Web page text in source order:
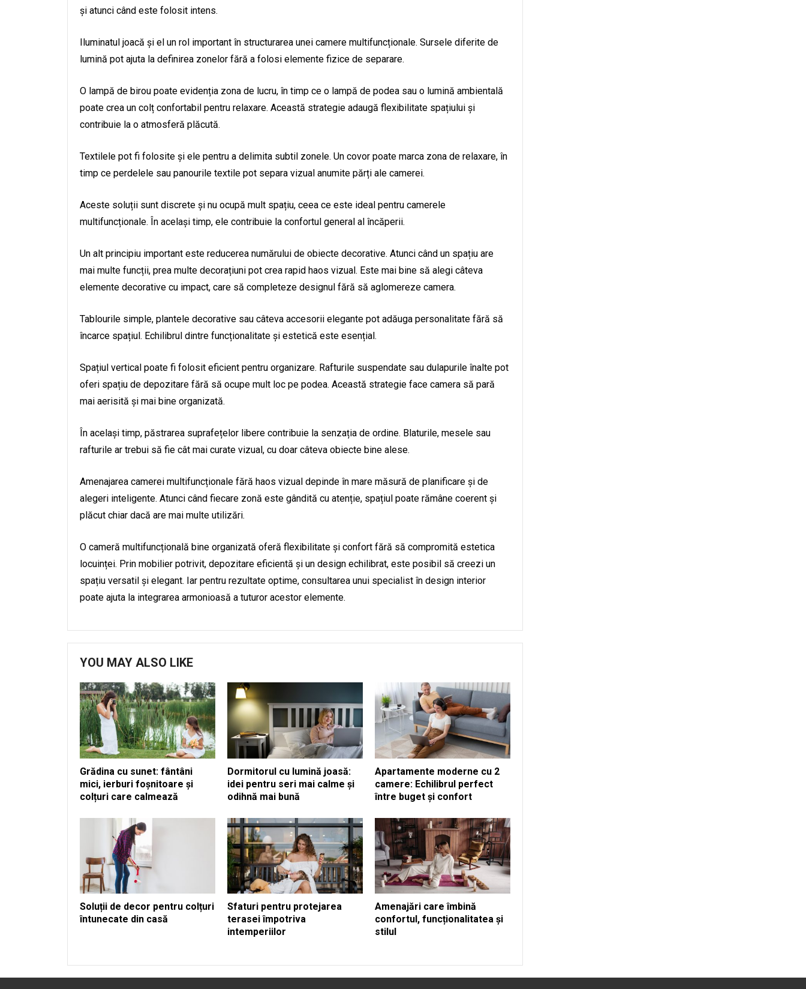
și atunci când este folosit intens.
Iluminatul joacă și el un rol important în structurarea unei camere multifuncționale. Sursele diferite de
lumină pot ajuta la definirea zonelor fără a folosi elemente fizice de separare.
O lampă de birou poate evidenția zona de lucru, în timp ce o lampă de podea sau o lumină ambientală
poate crea un colț confortabil pentru relaxare. Această strategie adaugă flexibilitate spațiului și
contribuie la o atmosferă plăcută.
Textilele pot fi folosite și ele pentru a delimita subtil zonele. Un covor poate marca zona de relaxare, în
timp ce perdelele sau panourile textile pot separa vizual anumite părți ale camerei.
Aceste soluții sunt discrete și nu ocupă mult spațiu, ceea ce este ideal pentru camerele
multifuncționale. În același timp, ele contribuie la confortul general al încăperii.
Un alt principiu important este reducerea numărului de obiecte decorative. Atunci când un spațiu are
mai multe funcții, prea multe decorațiuni pot crea rapid haos vizual. Este mai bine să alegi câteva
elemente decorative cu impact, care să completeze designul fără să aglomereze camera.
Tablourile simple, plantele decorative sau câteva accesorii elegante pot adăuga personalitate fără să
încarce spațiul. Echilibrul dintre funcționalitate și estetică este esențial.
Spațiul vertical poate fi folosit eficient pentru organizare. Rafturile suspendate sau dulapurile înalte pot
oferi spațiu de depozitare fără să ocupe mult loc pe podea. Această strategie face camera să pară
mai aerisită și mai bine organizată.
În același timp, păstrarea suprafețelor libere contribuie la senzația de ordine. Blaturile, mesele sau
rafturile ar trebui să fie cât mai curate vizual, cu doar câteva obiecte bine alese.
Amenajarea camerei multifuncționale fără haos vizual depinde în mare măsură de planificare și de
alegeri inteligente. Atunci când fiecare zonă este gândită cu atenție, spațiul poate rămâne coerent și
plăcut chiar dacă are mai multe utilizări.
O cameră multifuncțională bine organizată oferă flexibilitate și confort fără să compromită estetica
locuinței. Prin mobilier potrivit, depozitare eficientă și un design echilibrat, este posibil să creezi un
spațiu versatil și elegant. Iar pentru rezultate optime, consultarea unui specialist în design interior
poate ajuta la integrarea armonioasă a tuturor acestor elemente.
YOU MAY ALSO LIKE
Grădina cu sunet: fântâni
mici, ierburi foșnitoare și
colțuri care calmează
Dormitorul cu lumină joasă:
idei pentru seri mai calme și
odihnă mai bună
Apartamente moderne cu 2
camere: Echilibrul perfect
între buget și confort
Soluții de decor pentru colțuri
întunecate din casă
Sfaturi pentru protejarea
terasei împotriva
intemperiilor
Amenajări care îmbină
confortul, funcționalitatea și
stilul